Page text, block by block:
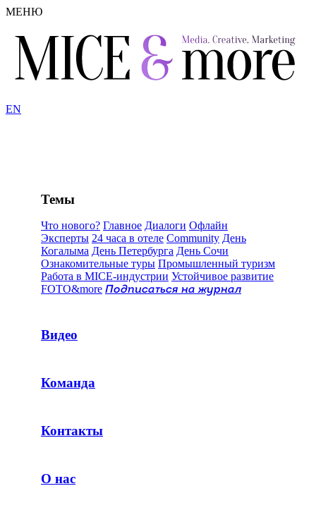
МЕНЮ
EN
Темы
Что нового? Главное Диалоги Офлайн
Эксперты 24 часа в отеле Community День
Когалыма День Петербурга День Сочи
Ознакомительные туры Промышленный туризм
Работа в MICE-индустрии Устойчивое развитие
FOTO&more Подписаться на журнал
Видео
Команда
Контакты
О нас